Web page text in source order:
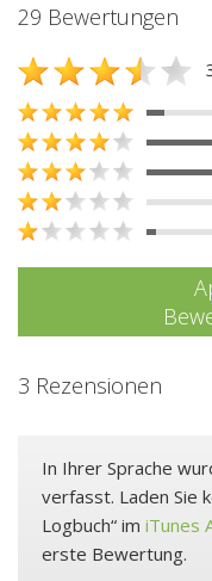
29 Bewertungen
3 Rezensionen
In Ihrer Sprache
verfasst. Laden Sie
Logbuch“ im iTunes
erste Bewertung.